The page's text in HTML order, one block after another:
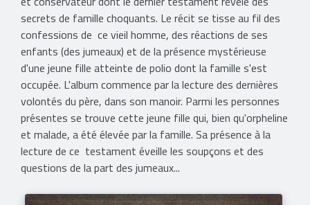
secrets de famille choquants. Le récit se tisse au fil des
confessions de ce vieil homme, des réactions de ses
enfants (des jumeaux) et de la présence mystérieuse
d'une jeune fille atteinte de polio dont la famille s'est
occupée. L'album commence par la lecture des dernières
volontés du père, dans son manoir. Parmi les personnes
présentes se trouve cette jeune fille qui, bien qu'orpheline
et malade, a été élevée par la famille. Sa présence à la
lecture de ce testament éveille les soupçons et des
questions de la part des jumeaux...